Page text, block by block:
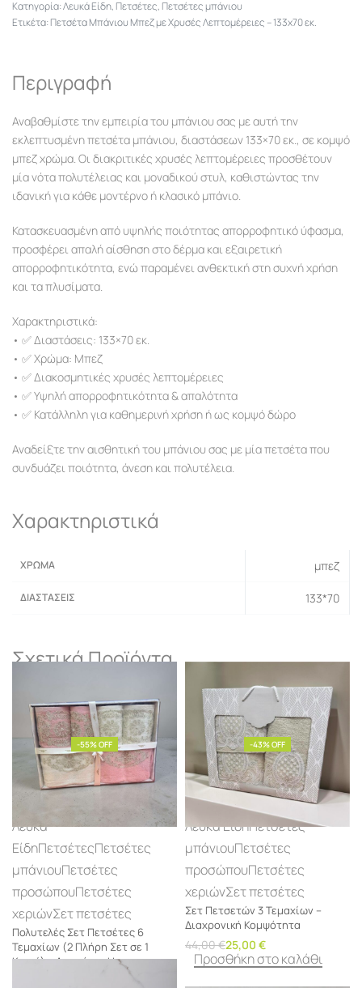
Κατηγορία:Λευκά Είδη, Πετσέτες, Πετσέτες μπάνιου
Ετικέτα:Πετσέτα Μπάνιου Μπεζ με Χρυσές Λεπτομέρειες – 133x70 εκ.
Περιγραφή
Αναβαθμίστε την εμπειρία του μπάνιου σας με αυτή την
εκλεπτυσμένη πετσέτα μπάνιου, διαστάσεων 133×70 εκ., σε κομψό
μπεζ χρώμα. Οι διακριτικές χρυσές λεπτομέρειες προσθέτουν
μία νότα πολυτέλειας και μοναδικού στυλ, καθιστώντας την
ιδανική για κάθε μοντέρνο ή κλασικό μπάνιο.
Κατασκευασμένη από υψηλής ποιότητας απορροφητικό ύφασμα,
προσφέρει απαλή αίσθηση στο δέρμα και εξαιρετική
απορροφητικότητα, ενώ παραμένει ανθεκτική στη συχνή χρήση
και τα πλυσίματα.
Χαρακτηριστικά:
• ✅ Διαστάσεις: 133×70 εκ.
• ✅ Χρώμα: Μπεζ
• ✅ Διακοσμητικές χρυσές λεπτομέρειες
• ✅ Υψηλή απορροφητικότητα & απαλότητα
• ✅ Κατάλληλη για καθημερινή χρήση ή ως κομψό δώρο
Αναδείξτε την αισθητική του μπάνιου σας με μία πετσέτα που
συνδυάζει ποιότητα, άνεση και πολυτέλεια.
Χαρακτηριστικά
ΧΡΏΜΑ μπεζ
ΔΙΑΣΤΆΣΕΙΣ 133*70
Σχετικά Προϊόντα
-55% OFF
Λευκά
ΕίδηΠετσέτεςΠετσέτες
μπάνιουΠετσέτες
προσώπουΠετσέτες
χεριώνΣετ πετσέτες
Πολυτελές Σετ Πετσέτες 6
Τεμαχίων (2 Πλήρη Σετ σε 1
Κουτί) – Ασημάκης Home
-43% OFF
Λευκά ΕίδηΠετσέτες
μπάνιουΠετσέτες
προσώπουΠετσέτες
χεριώνΣετ πετσέτες
Σετ Πετσετών 3 Τεμαχίων –
Διαχρονική Κομψότητα
44,00€25,00 €
Προσθήκη στο καλάθι